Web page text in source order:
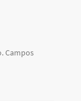
Campos